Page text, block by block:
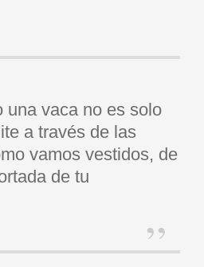
una vaca no es solo
a través de las
vamos vestidos, de
de tu